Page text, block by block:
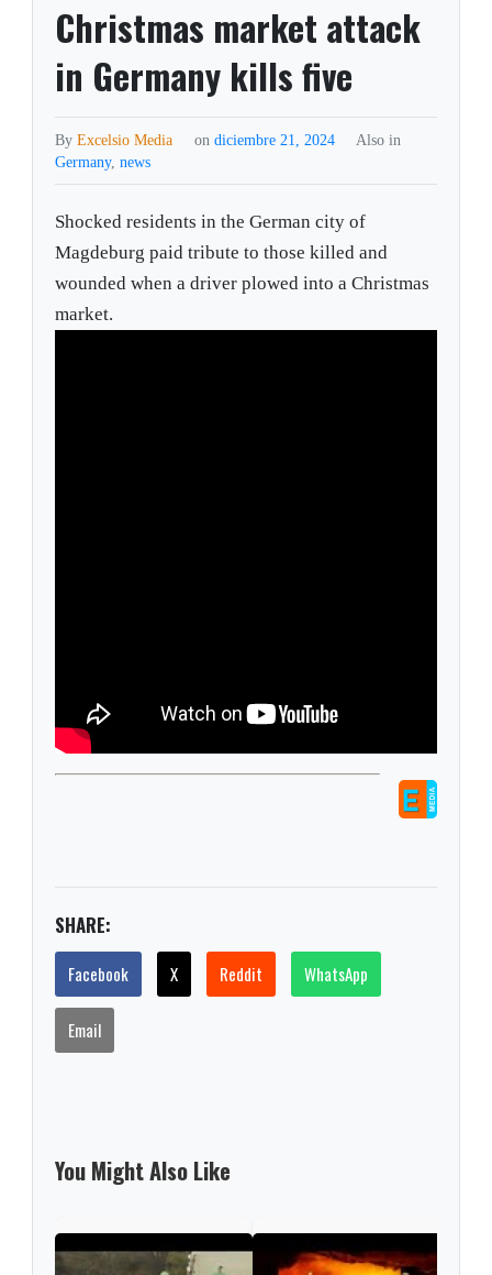
Christmas market attack
in Germany kills five
ByExcelsio Media on diciembre 21, 2024
Also in
Germany,news
Shocked residents in the German city of
Magdeburg paid tribute to those killed and
wounded when a driver plowed into a Christmas
market.
SHARE:
Facebook X Reddit WhatsApp
Email
You Might Also Like